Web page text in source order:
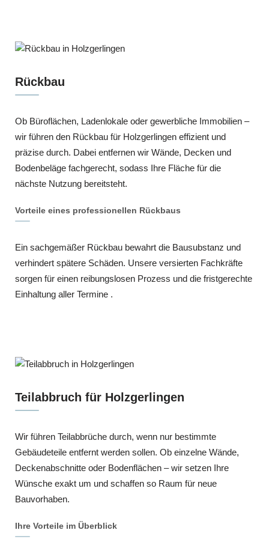
Rückbau
Ob Büroflächen, Ladenlokale oder gewerbliche Immobilien –
wir führen den Rückbau für Holzgerlingen effizient und
präzise durch. Dabei entfernen wir Wände, Decken und
Bodenbeläge fachgerecht, sodass Ihre Fläche für die
nächste Nutzung bereitsteht.
Vorteile eines professionellen Rückbaus
Ein sachgemäßer Rückbau bewahrt die Bausubstanz und
verhindert spätere Schäden. Unsere versierten Fachkräfte
sorgen für einen reibungslosen Prozess und die fristgerechte
Einhaltung aller Termine .
Teilabbruch für Holzgerlingen
Wir führen Teilabbrüche durch, wenn nur bestimmte
Gebäudeteile entfernt werden sollen. Ob einzelne Wände,
Deckenabschnitte oder Bodenflächen – wir setzen Ihre
Wünsche exakt um und schaffen so Raum für neue
Bauvorhaben.
Ihre Vorteile im Überblick